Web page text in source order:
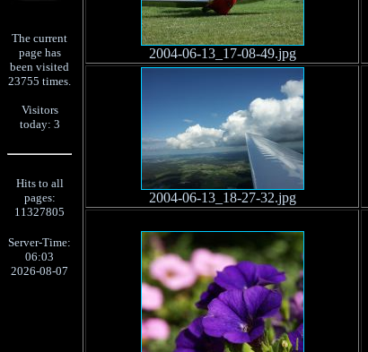
The current
page has
been visited
23755 times.
Visitors
today: 3
Hits to all
pages:
11327805
Server-Time:
06:03
2026-08-07
2004-06-13_17-08-49.jpg
2004-06-13_18-27-32.jpg